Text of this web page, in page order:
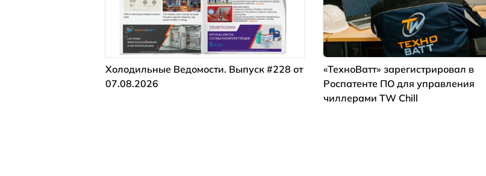
Холодильные Ведомости. Выпуск #228 от
07.08.2026
«ТехноВатт» зарегистрировал в
Роспатенте ПО для управления
чиллерами TW Chill